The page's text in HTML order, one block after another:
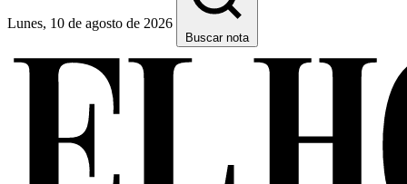
Lunes, 10 de agosto de 2026
Buscar nota